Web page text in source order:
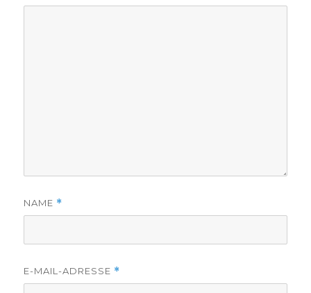
NAME *
E-MAIL-ADRESSE *